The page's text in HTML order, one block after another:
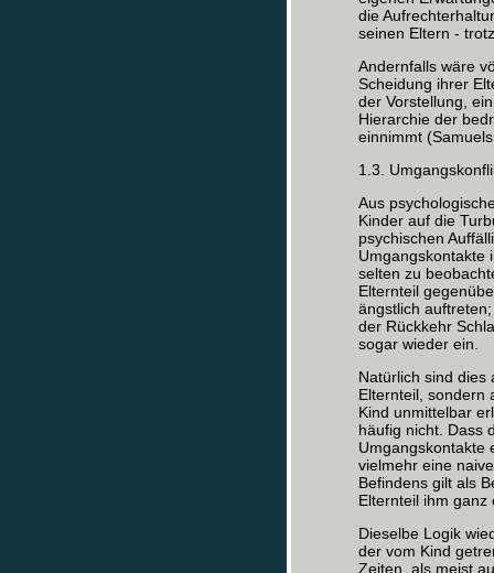
die
seinen Eltern -
Andernfalls wäre
Scheidung ihrer
der Vorstellung,
Hierarchie der
einnimmt
1.3.
Aus
Kinder auf die
psychischen
Umgangskontakte
selten zu
Elternteil
ängstlich
der Rückkehr
sogar wieder ein.
Natürlich sind dies
Elternteil, sondern
Kind unmittelbar
häufig nicht. Dass
Umgangskontakte
vielmehr eine
Befindens gilt als
Elternteil ihm ganz
Dieselbe Logik
der vom Kind
Zeiten, als meist